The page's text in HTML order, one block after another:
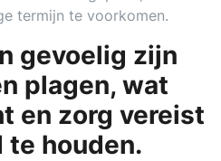
termijn te voorkomen.
gevoelig zijn
plagen, wat
en zorg vereist
te houden.